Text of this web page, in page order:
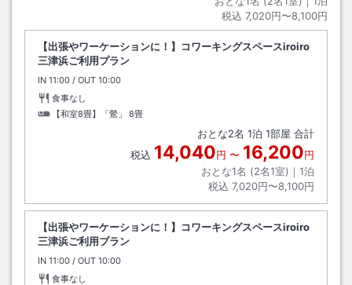
税込 7,020円〜8,100円
【出張やワーケーションに！】コワーキングスペースiroiro
三津浜ご利用プラン
IN チェックイン
11:00 / OUT チェックアウト
10:00
食事なし
【和室8畳】「鶯」
8畳
おとな2名 1泊 1部屋 合計
税込 14,040円 〜 16,200円
おとな1名 (2名1室)｜ 1泊
税込 7,020円〜8,100円
【出張やワーケーションに！】コワーキングスペースiroiro
三津浜ご利用プラン
IN チェックイン
11:00 / OUT チェックアウト
10:00
食事なし